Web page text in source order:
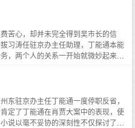
苦心，却并未完全得到吴市长的信
习涛任驻京办主任助理，丁能通本能
，两个人的关系一开始就微妙起来。
团董事长兼总经理金伟民迷失在自己
扶持下，迅速崛起的民营企业蝎神集
邱兴本因官商勾结而出逃，引发了清
过市委书记夏闻天与市长吴东明之间
弈，以毫不妥协的犀利笔锋深刻揭示
东驻京办主任丁能通一度停职反省，
定了丁能通在肖贾大案中的表现，使
说以毫不妥协的深刻性不仅探讨了驻